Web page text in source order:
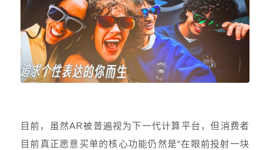
目前，虽然AR被普遍视为下一代计算平台，但消费者
目前真正愿意买单的核心功能仍然是“在眼前投射一块